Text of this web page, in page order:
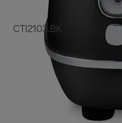
CTI2103.BK